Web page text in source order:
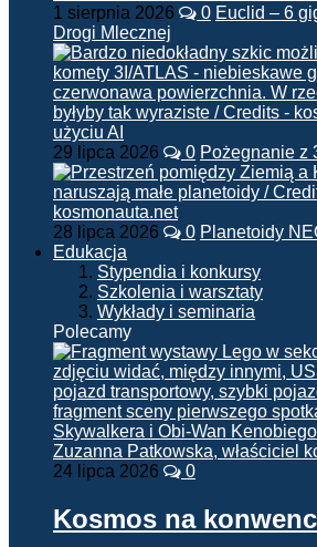
1 sierpnia 2026 0 Euclid – 6
Drogi Mlecznej
29 lipca 2026 0 Pożegnanie z
28 lipca 2026 0 Planetoidy
Edukacja
Stypendia i konkursy
Szkolenia i warsztaty
Wykłady i seminaria
Polecamy
24 lipca 2026 0
Kosmos na